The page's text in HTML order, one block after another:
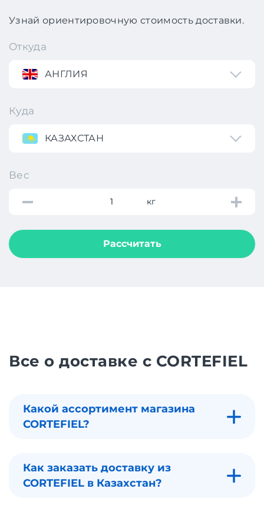
Узнай ориентировочную стоимость доставки.
Откуда
АНГЛИЯ
Куда
КАЗАХСТАН
Вес
кг
Рассчитать
Все о доставке с CORTEFIEL
Какой ассортимент магазина
CORTEFIEL?
Как заказать доставку из
CORTEFIEL в Казахстан?